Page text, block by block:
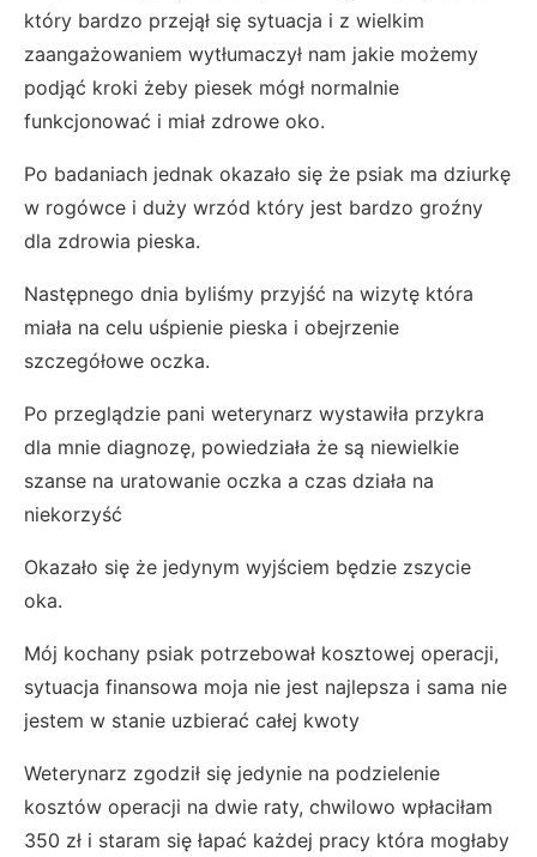
który bardzo przejął się sytuacja i z wielkim
zaangażowaniem wytłumaczył nam jakie możemy
podjąć kroki żeby piesek mógł normalnie
funkcjonować i miał zdrowe oko.
Po badaniach jednak okazało się że psiak ma dziurkę
w rogówce i duży wrzód który jest bardzo groźny
dla zdrowia pieska.
Następnego dnia byliśmy przyjść na wizytę która
miała na celu uśpienie pieska i obejrzenie
szczegółowe oczka.
Po przeglądzie pani weterynarz wystawiła przykra
dla mnie diagnozę, powiedziała że są niewielkie
szanse na uratowanie oczka a czas działa na
niekorzyść
Okazało się że jedynym wyjściem będzie zszycie
oka.
Mój kochany psiak potrzebował kosztowej operacji,
sytuacja finansowa moja nie jest najlepsza i sama nie
jestem w stanie uzbierać całej kwoty
Weterynarz zgodził się jedynie na podzielenie
kosztów operacji na dwie raty, chwilowo wpłaciłam
350 zł i staram się łapać każdej pracy która mogłaby